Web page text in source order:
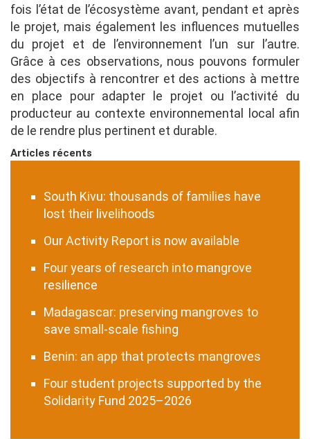
fois l’état de l’écosystème avant, pendant et après
le projet, mais également les influences mutuelles
du projet et de l’environnement l’un sur l’autre.
Grâce à ces observations, nous pouvons formuler
des objectifs à rencontrer et des actions à mettre
en place pour adapter le projet ou l’activité du
producteur au contexte environnemental local afin
de le rendre plus pertinent et durable.
Articles récents
South Kivu: thousands of families have
lost their livelihoods
Our Activity Report is now available
Four years of research into mangrove
resilience
Madagascar: preserving mangroves to
save small-scale fishing
Benin: an app that protects mangroves
Four student projects supported by the
Solidarity Fund 2025–2026